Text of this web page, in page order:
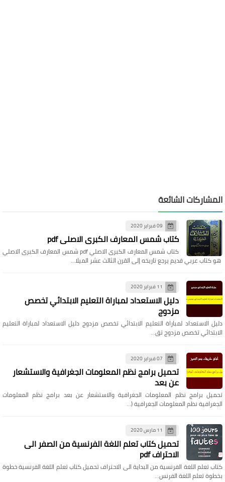
المشاركات الشائعة
09 فبراير 2020
كتاب شمس المعارف الكبرى الاصلي pdf
كتاب شمس المعارف الكبرى الاصلي pdf شمس المعارف الكبرى الاصلي
هو كتاب عربي قديم يرجع تاريخه إلى القرن الثالث عشر الميلا…
11 فبراير 2020
دليل الاستعداد لمباراة التعليم الابتدائي تخصص
مزدوج
دليل الاستعداد لمباراة التعليم الابتدائي تخصص مزدوج دليل الاستعداد لمباراة التعليم
الابتدائي تخصص مزدوج تق…
07 فبراير 2020
تحميل برامج نظم المعلومات الجغرافية والاستشعار
عن بعد
تحميل برامج نظم المعلومات الجغرافية والاستشعار عن بعد برامج نظم المعلومات
الجغرافية نظم المعلومات الجغرافية (…
11 مارس 2020
تحميل كتاب تعلم اللغة الفرنسية من الصفر الى
الاحتراف pdf
كتاب تعلم اللغة الفرنسية من البداية الى الاحتراف تحميل كتاب تعلم اللغة الفرنسية خطوة
بخطوة تعلم اللغة الفرنس…